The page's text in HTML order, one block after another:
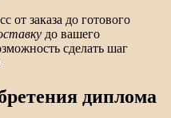
от заказа до готового
до вашего
сделать шаг
диплома